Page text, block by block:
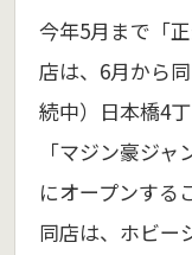
今年5月まで「
店は、6月から
続中）日本橋4
「マジン豪ジ
にオープンする
同店は、ホビー